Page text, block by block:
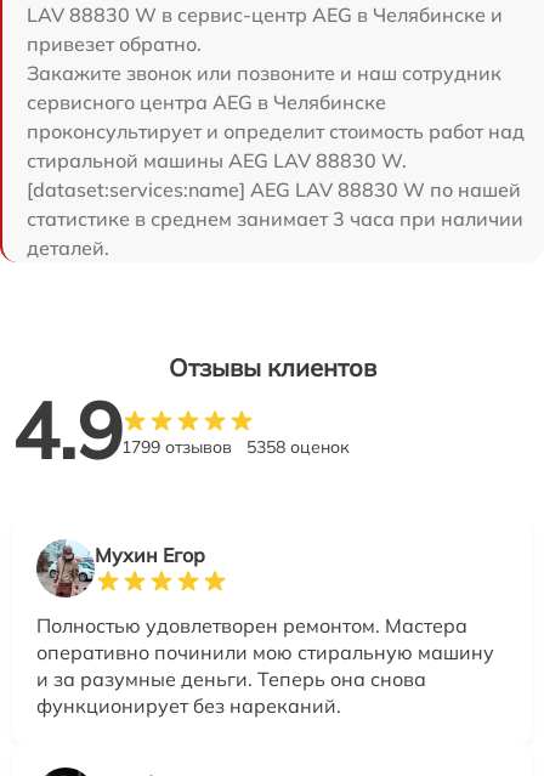
LAV 88830 W в сервис-центр AEG в Челябинске и
привезет обратно.
Закажите звонок или позвоните и наш сотрудник
сервисного центра AEG в Челябинске
проконсультирует и определит стоимость работ над
стиральной машины AEG LAV 88830 W.
[dataset:services:name] AEG LAV 88830 W по нашей
статистике в среднем занимает 3 часа при наличии
деталей.
Отзывы клиентов
4.91799 отзывов 5358 оценок
Мухин Егор
Полностью удовлетворен ремонтом. Мастера
оперативно починили мою стиральную машину
и за разумные деньги. Теперь она снова
функционирует без нареканий.